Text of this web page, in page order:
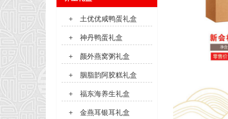
+ 土优优咸鸭蛋礼盒
+ 神丹鸭蛋礼盒
+ 颜外燕窝粥礼盒
+ 胭脂韵阿胶糕礼盒
+ 福东海养生礼盒
+ 金燕耳银耳礼盒